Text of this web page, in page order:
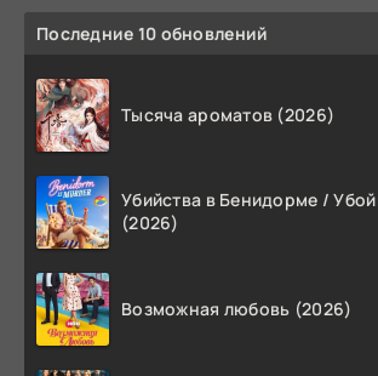
Последние 10 обновлений
Тысяча ароматов (2026)
Убийства в Бенидорме /
(2026)
Возможная любовь (2026)